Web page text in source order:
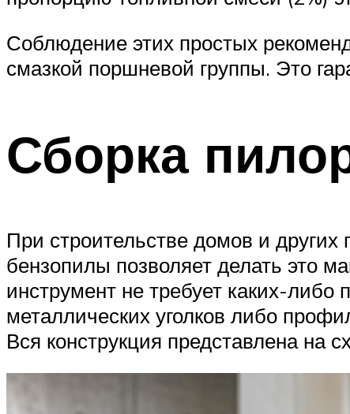
Соблюдение этих простых
смазкой поршневой группы. Это
Сборка
При строительстве домов и других
бензопилы позволяет делать это
инструмент не требует каких-либо
металлических уголков либо
Вся конструкция представлена на